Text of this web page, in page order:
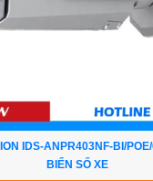
IDS-ANPR403NF-BI/
BIỂN SỐ XE